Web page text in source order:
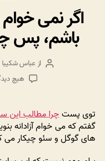
اگر نمی
باشم، پس
نویسنده
نوشته
از عباس شکیبا
هیچ
توی پستچرا مطالب این
گفتم که می خوام آزادانه
های گوگل و سئو چیکار می